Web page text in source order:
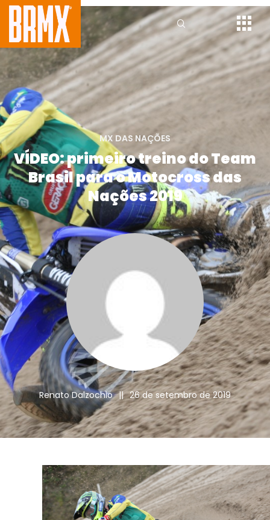
MX DAS NAÇÕES
VÍDEO: primeiro treino do Team
Brasil para o Motocross das
Nações 2019
Renato Dalzochio || 26 de setembro de 2019